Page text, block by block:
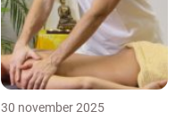
30 november 2025